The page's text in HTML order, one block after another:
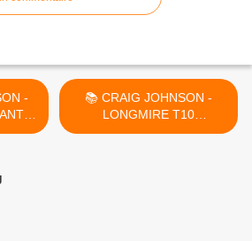
📚 CRAIG JOHNSON -
LONGMIRE T10
STEAMBOAT (THE SPIRIT